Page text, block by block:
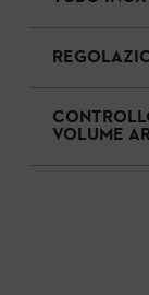
VOLUME